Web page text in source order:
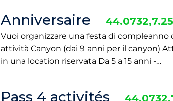
Anniversaire
Vuoi organizzare una festa di
attività Canyon (dai 9 anni per il canyon)
in una location riservata Da 5 a 15 anni -…
Pass 4 activités